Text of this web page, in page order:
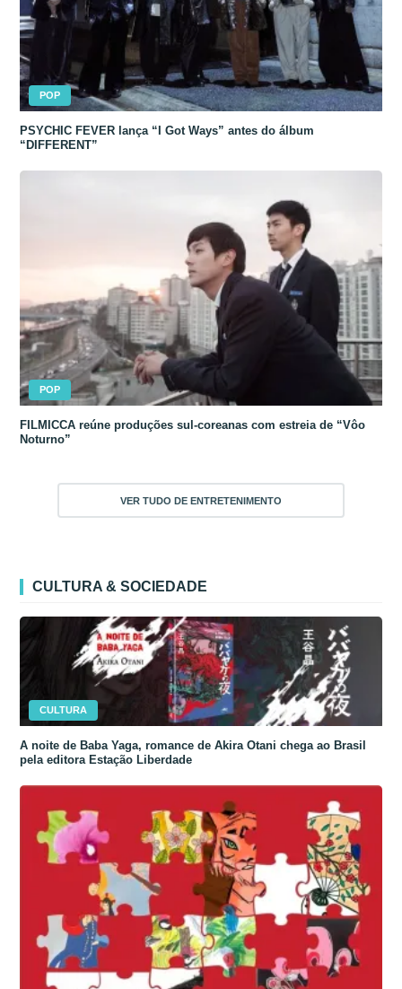
POP
PSYCHIC FEVER lança “I Got Ways” antes do álbum
“DIFFERENT”
POP
FILMICCA reúne produções sul-coreanas com estreia de “Vôo
Noturno”
VER TUDO DE ENTRETENIMENTO
CULTURA & SOCIEDADE
CULTURA
A noite de Baba Yaga, romance de Akira Otani chega ao Brasil
pela editora Estação Liberdade